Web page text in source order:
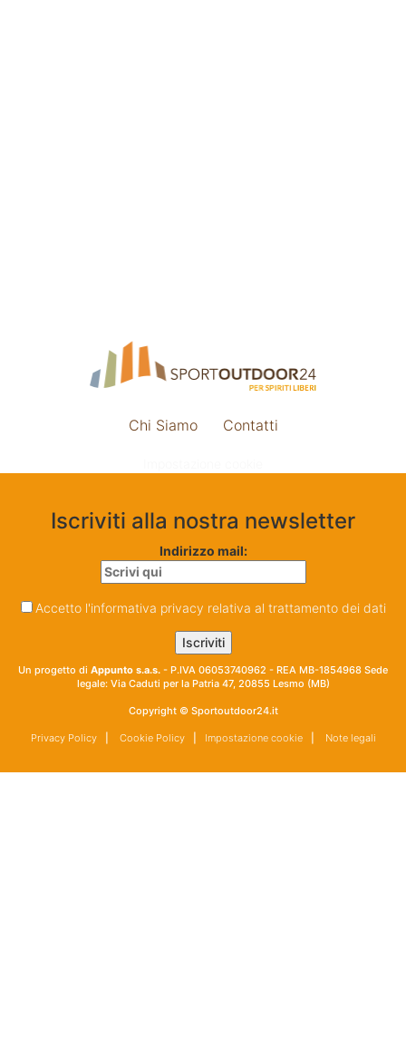
Chi Siamo Contatti
Iscriviti alla nostra newsletter
Indirizzo mail:
Accetto l'informativa privacy relativa al trattamento dei dati
Un progetto di Appunto s.a.s. - P.IVA 06053740962 - REA MB-1854968 Sede
legale: Via Caduti per la Patria 47, 20855 Lesmo (MB)
Copyright © Sportoutdoor24.it
Privacy Policy| Cookie Policy| Impostazione cookie| Note legali